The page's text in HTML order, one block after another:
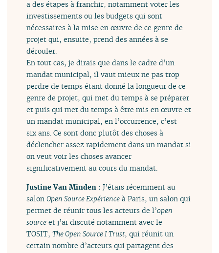
a des étapes à franchir, notamment voter les
investissements ou les budgets qui sont
nécessaires à la mise en œuvre de ce genre de
projet qui, ensuite, prend des années à se
dérouler.
En tout cas, je dirais que dans le cadre d’un
mandat municipal, il vaut mieux ne pas trop
perdre de temps étant donné la longueur de ce
genre de projet, qui met du temps à se préparer
et puis qui met du temps à être mis en œuvre et
un mandat municipal, en l’occurrence, c’est
six ans. Ce sont donc plutôt des choses à
déclencher assez rapidement dans un mandat si
on veut voir les choses avancer
significativement au cours du mandat.
Justine Van Minden :J’étais récemment au
salonOpen Source Expérience à Paris, un salon qui
permet de réunir tous les acteurs de l’open
source et j’ai discuté notamment avec le
TOSIT,The Open Source I Trust, qui réunit un
certain nombre d’acteurs qui partagent des